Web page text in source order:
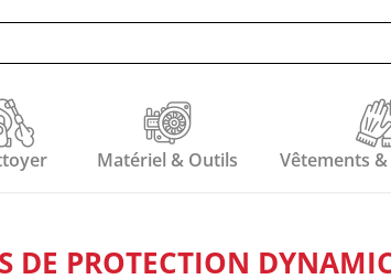
Matériel & Outils Vêtements
DE PROTECTION